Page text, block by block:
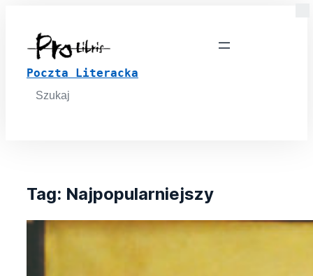
Poczta Literacka
Search
for:
Tag: Najpopularniejszy